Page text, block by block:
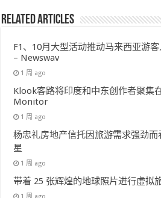
Related Articles
F1、10月大型活动推动马来西亚游
– Newswav
1 周 ago
Klook客路将印度和中东创作者聚集
Monitor
1 周 ago
杨忠礼房地产信托因旅游需求强劲
星
1 周 ago
带着 25 张辉煌的地球照片进行虚拟